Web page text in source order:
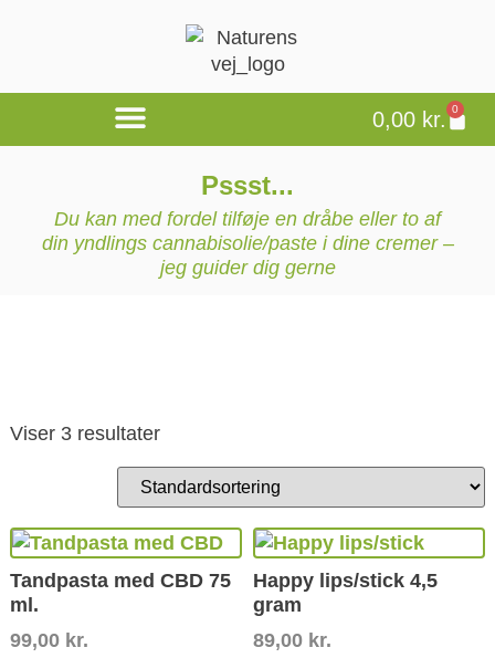
0,00 kr. 0
Pssst...
Du kan med fordel tilføje en dråbe eller to af
din yndlings cannabisolie/paste i dine cremer –
jeg guider dig gerne
Viser 3 resultater
Tandpasta med CBD 75
ml.
99,00 kr.
Happy lips/stick 4,5
gram
89,00 kr.